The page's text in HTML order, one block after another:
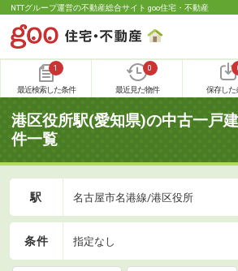
NTTグループ運営の不動産総合サイト goo住宅・不動産
1
最近検索した条件
0
最近見た物件 保存した
港区役所駅(愛知県)の中古一戸
件一覧
駅 名古屋市名港線/港区役所
条件 指定なし